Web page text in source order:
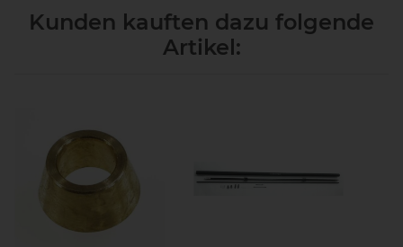
Kunden kauften dazu folgende
Artikel: